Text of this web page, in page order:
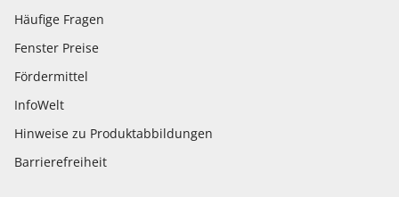
Häufige Fragen
Fenster Preise
Fördermittel
InfoWelt
Hinweise zu Produktabbildungen
Barrierefreiheit